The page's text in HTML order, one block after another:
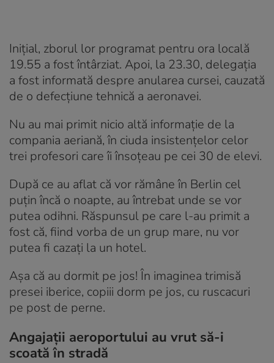
Inițial, zborul lor programat pentru ora locală
19.55 a fost întârziat. Apoi, la 23.30, delegația
a fost informată despre anularea cursei, cauzată
de o defecțiune tehnică a aeronavei.
Nu au mai primit nicio altă informație de la
compania aeriană, în ciuda insistențelor celor
trei profesori care îi însoțeau pe cei 30 de elevi.
După ce au aflat că vor rămâne în Berlin cel
puțin încă o noapte, au întrebat unde se vor
putea odihni. Răspunsul pe care l-au primit a
fost că, fiind vorba de un grup mare, nu vor
putea fi cazați la un hotel.
Așa că au dormit pe jos! În imaginea trimisă
presei iberice, copiii dorm pe jos, cu ruscacuri
pe post de perne.
Angajații aeroportului au vrut să-i
scoată în stradă